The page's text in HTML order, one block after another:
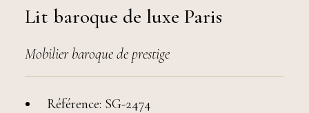
Lit baroque de luxe Paris
Mobilier baroque de prestige
Référence: SG-2474